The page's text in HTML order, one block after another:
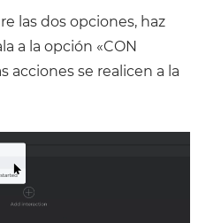
las dos opciones, haz
a la opción «CON
acciones se realicen a la